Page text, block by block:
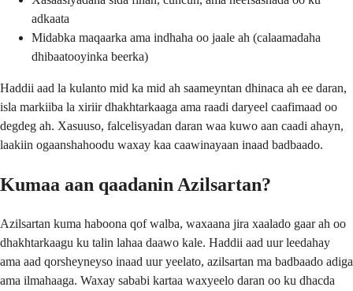
adkaata
Midabka maqaarka ama indhaha oo jaale ah (calaamadaha
dhibaatooyinka beerka)
Haddii aad la kulanto mid ka mid ah saameyntan dhinaca ah ee daran,
isla markiiba la xiriir dhakhtarkaaga ama raadi daryeel caafimaad oo
degdeg ah. Xasuuso, falcelisyadan daran waa kuwo aan caadi ahayn,
laakiin ogaanshahoodu waxay kaa caawinayaan inaad badbaado.
Kumaa aan qaadanin Azilsartan?
Azilsartan kuma haboona qof walba, waxaana jira xaalado gaar ah oo
dhakhtarkaagu ku talin lahaa daawo kale. Haddii aad uur leedahay
ama aad qorsheyneyso inaad uur yeelato, azilsartan ma badbaado adiga
ama ilmahaaga. Waxay sababi kartaa waxyeelo daran oo ku dhacda